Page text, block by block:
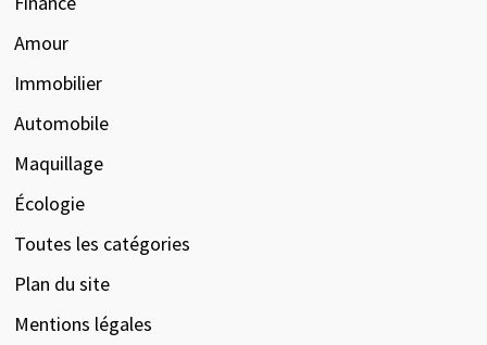
Amour
Immobilier
Automobile
Maquillage
Écologie
Toutes les catégories
Plan du site
Mentions légales